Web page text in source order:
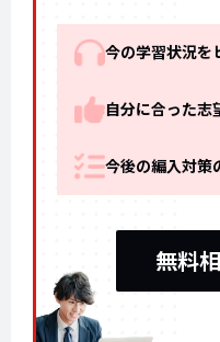
今の学習状況を
自分に合った志
今後の編入対策
無料